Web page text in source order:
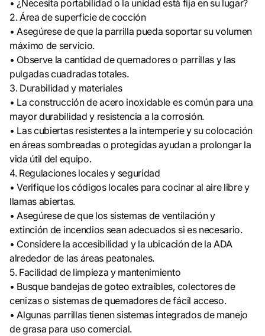
• ¿Necesita portabilidad o la unidad está fija en su lugar?
2. Área de superficie de cocción
• Asegúrese de que la parrilla pueda soportar su volumen
máximo de servicio.
• Observe la cantidad de quemadores o parrillas y las
pulgadas cuadradas totales.
3. Durabilidad y materiales
• La construcción de acero inoxidable es común para una
mayor durabilidad y resistencia a la corrosión.
• Las cubiertas resistentes a la intemperie y su colocación
en áreas sombreadas o protegidas ayudan a prolongar la
vida útil del equipo.
4. Regulaciones locales y seguridad
• Verifique los códigos locales para cocinar al aire libre y
llamas abiertas.
• Asegúrese de que los sistemas de ventilación y
extinción de incendios sean adecuados si es necesario.
• Considere la accesibilidad y la ubicación de la ADA
alrededor de las áreas peatonales.
5. Facilidad de limpieza y mantenimiento
• Busque bandejas de goteo extraíbles, colectores de
cenizas o sistemas de quemadores de fácil acceso.
• Algunas parrillas tienen sistemas integrados de manejo
de grasa para uso comercial.